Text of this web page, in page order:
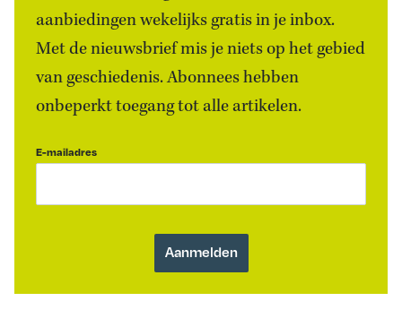
aanbiedingen wekelijks gratis in je inbox.
Met de nieuwsbrief mis je niets op het gebied
van geschiedenis. Abonnees hebben
onbeperkt toegang tot alle artikelen.
E-mailadres